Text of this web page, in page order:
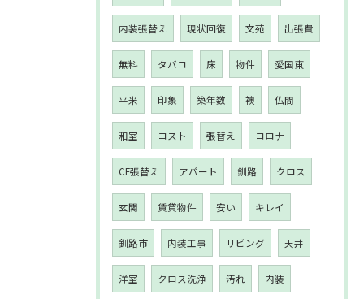
内装張替え 現状回復 文苑 出張費
無料 タバコ 床 物件 愛国東
平米 印象 築年数 襖 仏間
和室 コスト 張替え コロナ
CF張替え アパート 釧路 クロス
玄関 賃貸物件 安い キレイ
釧路市 内装工事 リビング 天井
洋室 クロス洗浄 汚れ 内装